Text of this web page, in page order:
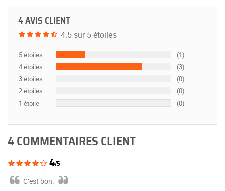
4 AVIS CLIENT
4.5 sur 5 étoiles
5 étoiles
(1)
4 étoiles
(3)
3 étoiles
(0)
2 étoiles
(0)
1 étoile
(0)
4 COMMENTAIRES CLIENT
4/5
C’est bon.